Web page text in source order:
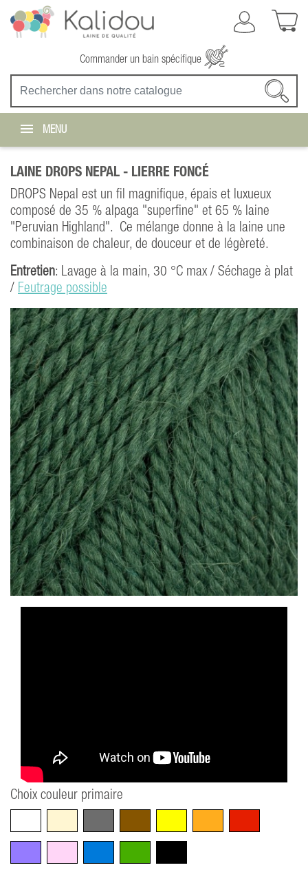
Commander un bain spécifique
MENU
LAINE DROPS NEPAL - LIERRE FONCÉ
DROPS Nepal est un fil magnifique, épais et luxueux
composé de 35 % alpaga "superfine" et 65 % laine
"Peruvian Highland". Ce mélange donne à la laine une
combinaison de chaleur, de douceur et de légèreté.
Entretien: Lavage à la main, 30 °C max / Séchage à plat
/ Feutrage possible
Choix couleur primaire